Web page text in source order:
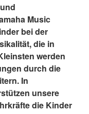
Music
bei der
die in
werden
durch die
In
unsere
die Kinder